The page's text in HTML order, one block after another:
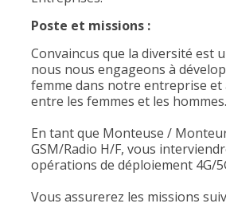
Poste et missions :
Convaincus que la diversité est
nous nous engageons à
femme dans notre entreprise
entre les femmes et les hommes.
En tant que Monteuse /
GSM/Radio H/F, vous
opérations de déploiement 4G/
Vous assurerez les missions